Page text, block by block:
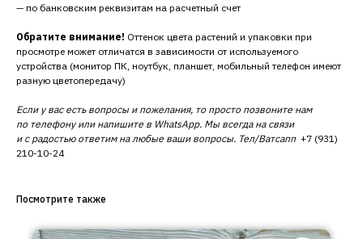
— по банковским реквизитам на расчетный счет
Обратите внимание! Оттенок цвета растений и упаковки при
просмотре может отличатся в зависимости от используемого
устройства (монитор ПК, ноутбук, планшет, мобильный телефон имеют
разную цветопередачу)
Если у вас есть вопросы и пожелания, то просто позвоните нам
по телефону или напишите в WhatsApp. Мы всегда на связи
и с радостью ответим на любые ваши вопросы. Тел/Ватсапп +7 (931)
210-10-24
Посмотрите также